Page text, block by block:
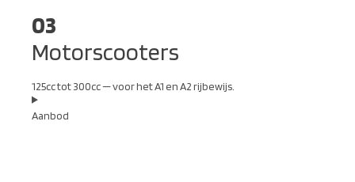
03
Motorscooters
125cc tot 300cc — voor het A1 en A2 rijbewijs.
Aanbod